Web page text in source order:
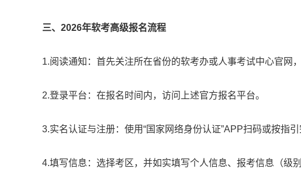
三、2026年软考高级报名流程
1.阅读通知：首先关注所在省份的软考办或人事考试中心官网
2.登录平台：在报名时间内，访问上述官方报名平台。
3.实名认证与注册：使用“国家网络身份认证”APP扫码或按指引
4.填写信息：选择考区，并如实填写个人信息、报考信息（级